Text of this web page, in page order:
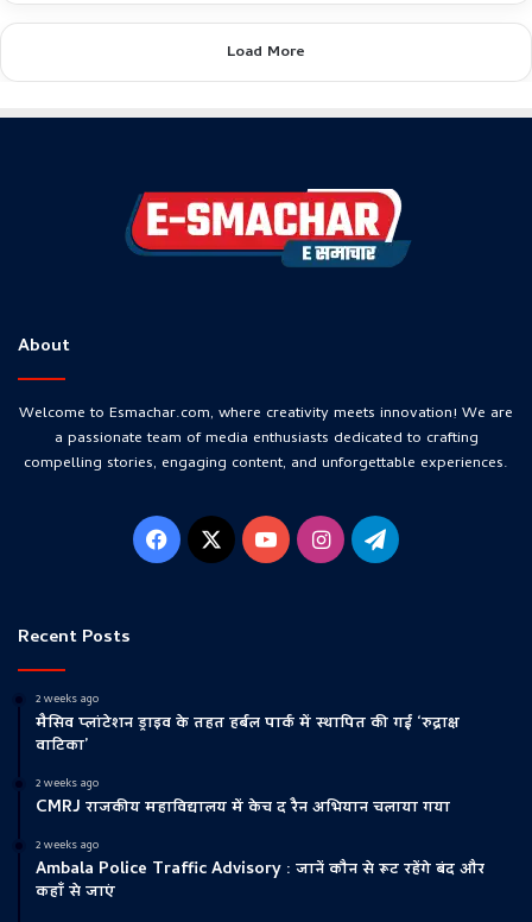
Load More
About
Welcome to Esmachar.com, where creativity meets innovation! We are
a passionate team of media enthusiasts dedicated to crafting
compelling stories, engaging content, and unforgettable experiences.
Facebook
X YouTubeInstagramTelegram
Recent Posts
2 weeks ago
मैसिव प्लांटेशन ड्राइव के तहत हर्बल पार्क में स्थापित की गई ‘रुद्राक्ष
वाटिका’
2 weeks ago
CMRJ राजकीय महाविद्यालय में केच द रैन अभियान चलाया गया
2 weeks ago
Ambala Police Traffic Advisory : जानें कौन से रूट रहेंगे बंद और
कहाँ से जाएं